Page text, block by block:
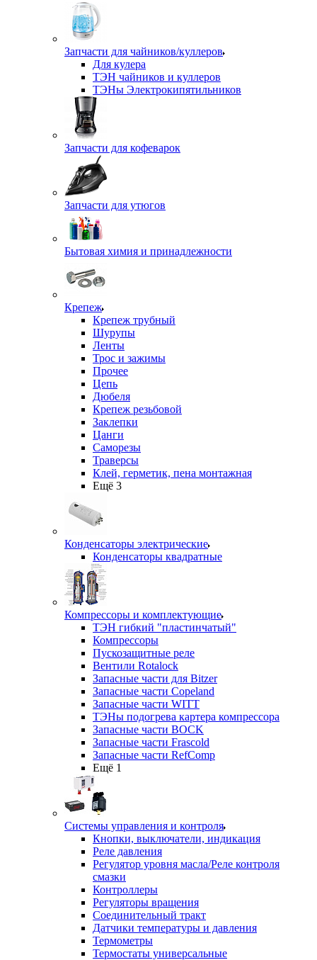
Запчасти для чайников/куллеров
Для кулера
ТЭН чайников и куллеров
ТЭНы Электрокипятильников
Запчасти для кофеварок
Запчасти для утюгов
Бытовая химия и принадлежности
Крепеж
Крепеж трубный
Шурупы
Ленты
Трос и зажимы
Прочее
Цепь
Дюбеля
Крепеж резьбовой
Заклепки
Цанги
Саморезы
Траверсы
Клей, герметик, пена монтажная
Ещё 3
Конденсаторы электрические
Конденсаторы квадратные
Компрессоры и комплектующие
ТЭН гибкий "пластинчатый"
Компрессоры
Пускозащитные реле
Вентили Rotalock
Запасные части для Bitzer
Запасные части Copeland
Запасные части WITT
ТЭНы подогрева картера компрессора
Запасные части BOCK
Запасные части Frascold
Запасные части RefComp
Ещё 1
Системы управления и контроля
Кнопки, выключатели, индикация
Реле давления
Регулятор уровня масла/Реле контроля
смазки
Контроллеры
Регуляторы вращения
Соединительный тракт
Датчики температуры и давления
Термометры
Термостаты универсальные